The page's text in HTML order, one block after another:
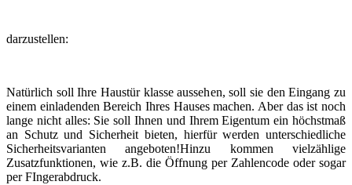
darzustellen:
Natürlich soll Ihre Haustür klasse aussehen, soll sie den Eingang zu
einem einladenden Bereich Ihres Hauses machen. Aber das ist noch
lange nicht alles: Sie soll Ihnen und Ihrem Eigentum ein höchstmaß
an Schutz und Sicherheit bieten, hierfür werden unterschiedliche
Sicherheitsvarianten angeboten!Hinzu kommen vielzählige
Zusatzfunktionen, wie z.B. die Öffnung per Zahlencode oder sogar
per FIngerabdruck.